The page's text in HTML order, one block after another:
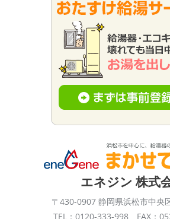
エネジン 株式
〒430-0907 静岡県浜松市中央
TEL：0120-333-998 FAX：